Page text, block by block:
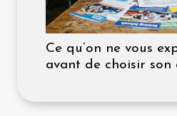
Ce qu’on ne vous
avant de choisir son